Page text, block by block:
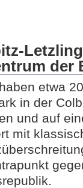
der
etwa
in der
und auf
mit